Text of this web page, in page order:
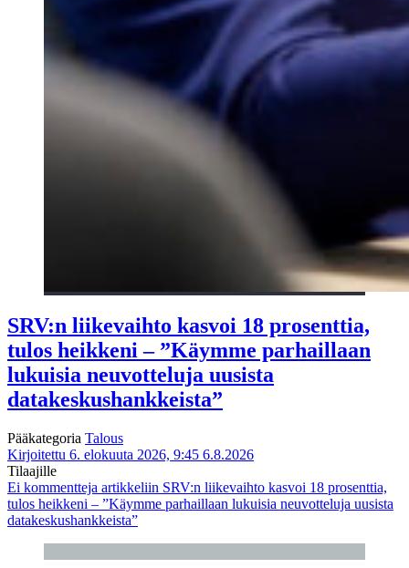
SRV:n liikevaihto kasvoi 18 prosenttia,
tulos heikkeni – ”Käymme parhaillaan
lukuisia neuvotteluja uusista
datakeskushankkeista”
Pääkategoria Talous
Kirjoitettu 6. elokuuta 2026, 9:45 6.8.2026
Tilaajille
Ei kommentteja artikkeliin SRV:n liikevaihto kasvoi 18 prosenttia,
tulos heikkeni – ”Käymme parhaillaan lukuisia neuvotteluja uusista
datakeskushankkeista”